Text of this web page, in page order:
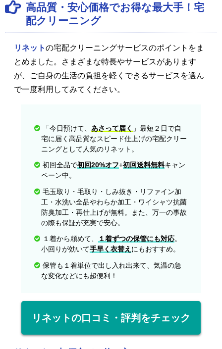
高品質・安心価格でお得な最大手！宅
配クリーニング
リネットの宅配クリーニングサービスのポイントをま
とめました。さまざまな特長やサービスがあります
が、ご自身の生活の負担を軽くできるサービスを選ん
で一度利用してみてください。
「今日預けて、 あさって届く 」最短２日で自
宅に届く高品質なスピード仕上げの宅配クリー
ニングとして人気のリネット。
初回全品で初回20%オフ+初回送料無料キャン
ペーン中。
毛玉取り・毛取り・しみ抜き・リファイン加
工・水洗い全品やわらか加工・ワイシャツ抗菌
防臭加工・再仕上げが無料。また、万一の事故
の際も保証が充実で安心。
１着から頼めて、 １着ずつの保管にも対応。
小回りが効いて手早く衣替え にもおすすめ。
保管も１着単位で出し入れ出来て、気温の急
な変化などにも超便利！
リネットの口コミ・評判をチェック